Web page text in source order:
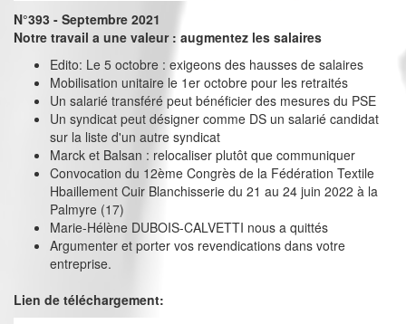
N°393 - Septembre 2021
Notre travail a une valeur : augmentez les salaires
Edito: Le 5 octobre : exigeons des hausses de salaires
Mobilisation unitaire le 1er octobre pour les retraités
Un salarié transféré peut bénéficier des mesures du PSE
Un syndicat peut désigner comme DS un salarié candidat
sur la liste d'un autre syndicat
Marck et Balsan : relocaliser plutôt que communiquer
Convocation du 12ème Congrès de la Fédération Textile
Hbaillement Cuir Blanchisserie du 21 au 24 juin 2022 à la
Palmyre (17)
Marie-Hélène DUBOIS-CALVETTI nous a quittés
Argumenter et porter vos revendications dans votre
entreprise.
Lien de téléchargement: